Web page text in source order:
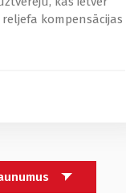
kompensācijas